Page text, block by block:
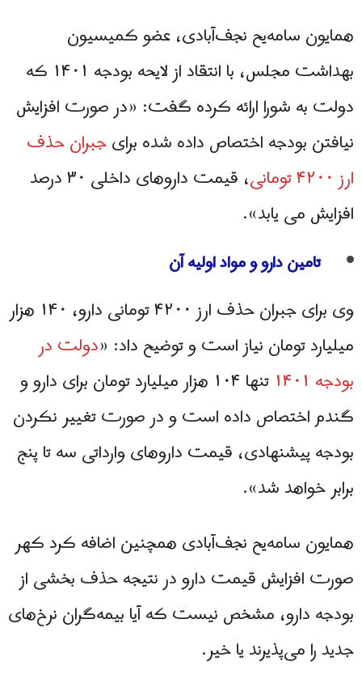
همایون سامه‌یح نجف‌آبادی، عضو کمیسیون
بهداشت مجلس، با انتقاد از لایحه بودجه ۱۴۰۱ که
دولت به شورا ارائه کرده گفت: «در صورت افزایش
نیافتن بودجه اختصاص داده شده برایجبران حذف
ارز ۴۲۰۰ تومانی
، قیمت داروهای داخلی ۳۰ درصد
افزایش می یابد».
تامین دارو و مواد اولیه آن
وی برای جبران حذف ارز ۴۲۰۰ تومانی دارو، ۱۴۰ هزار
میلیارد تومان نیاز است و توضیح داد: «دولت در
بودجه ۱۴۰۱
تنها ۱۰۴ هزار میلیارد تومان برای دارو و
گندم اختصاص داده است و در صورت تغییر نکردن
بودجه پیشنهادی، قیمت داروهای وارداتی سه تا پنج
برابر خواهد شد».
همایون سامه‌یح نجف‌آبادی همچنین اضافه کرد کهر
صورت افزایش قیمت دارو در نتیجه حذف بخشی از
بودجه دارو، مشخص نیست که آیا بیمه‌گران نرخ‌های
جدید را می‌پذیرند یا خیر.